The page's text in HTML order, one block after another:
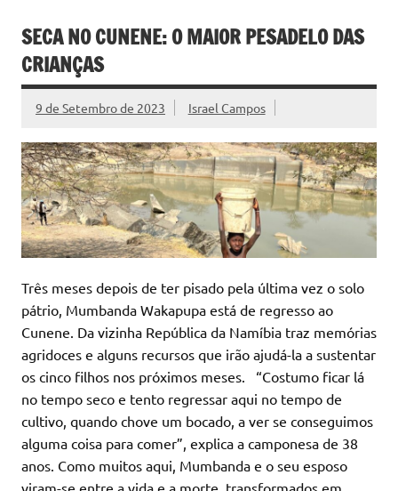
SECA NO CUNENE: O MAIOR PESADELO DAS
CRIANÇAS
9 de Setembro de 2023 Israel Campos
Três meses depois de ter pisado pela última vez o solo
pátrio, Mumbanda Wakapupa está de regresso ao
Cunene. Da vizinha República da Namíbia traz memórias
agridoces e alguns recursos que irão ajudá-la a sustentar
os cinco filhos nos próximos meses. “Costumo ficar lá
no tempo seco e tento regressar aqui no tempo de
cultivo, quando chove um bocado, a ver se conseguimos
alguma coisa para comer”, explica a camponesa de 38
anos. Como muitos aqui, Mumbanda e o seu esposo
viram-se entre a vida e a morte, transformados em